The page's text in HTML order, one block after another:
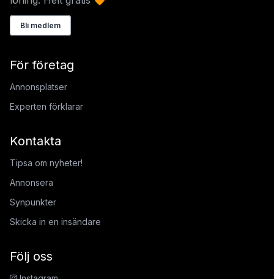
Bli medlem
För företag
Annonsplatser
Experten förklarar
Kontakta
Tipsa om nyheter!
Annonsera
Synpunkter
Skicka in en insändare
Följ oss